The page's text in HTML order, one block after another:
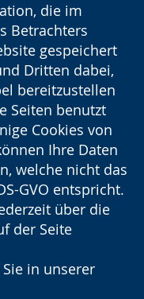
die im
Betrachters
gespeichert
Dritten dabei,
bereitzustellen
Seiten benutzt
Cookies von
Ihre Daten
welche nicht das
GVO entspricht.
über die
der Seite
in unserer